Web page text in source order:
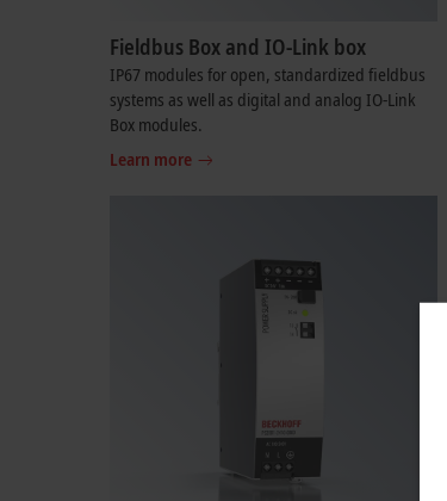
Fieldbus Box and IO-Link box
IP67 modules for open, standardized fieldbus
systems as well as digital and analog IO-Link
Box modules.
Learn more